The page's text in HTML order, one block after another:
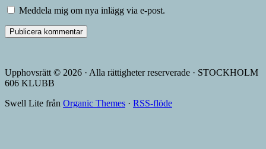
Meddela mig om nya inlägg via e-post.
Upphovsrätt © 2026 · Alla rättigheter reserverade · STOCKHOLM
606 KLUBB
Swell Lite från Organic Themes · RSS-flöde